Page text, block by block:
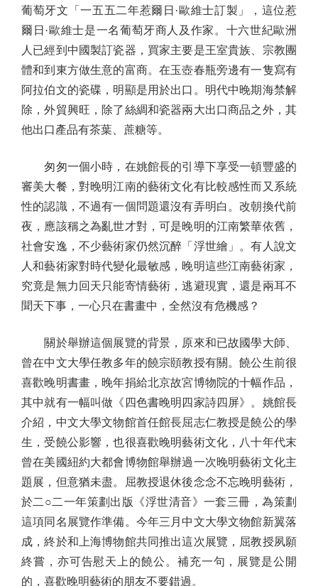
葡萄牙文「一五五二年惹爾日·歐維士訂製」，這位惹
爾日·歐維士是一名葡萄牙商人及作家。十六世紀歐洲
人已經到中國製訂瓷器，買家主要是王室貴族、宗教團
體和到東方做生意的富商。在玉壺春瓶旁邊有一隻寫有
阿拉伯文的瓷碟，明顯是用於出口。明代中晚期海禁解
除，外貿興旺，除了絲綢和瓷器兩大出口商品之外，其
他出口產品有茶葉、蔗糖等。
匆匆一個小時，在姚館長的引導下享受一頓豐盛的
審美大餐，對晚明江南的藝術文化有比較感性而又系統
性的認識，不過有一個問題還沒有弄明白。改朝換代前
夜，應該稱之為亂世才對，可是晚明的江南繁華依舊，
社會安逸，不少藝術家仍然沉醉「浮世繪」。有人說文
人和藝術家對時代變化最敏感，晚明這些江南藝術家，
究竟是無力回天只能寄情藝術，逃避現實，還是兩耳不
聞天下事，一心只在書畫中，全然沒有危機感？
關於舉辦這個展覽的背景，原來和已故國學大師、
曾在中文大學任教多年的饒宗頤教授有關。饒公生前很
喜歡晚明書畫，晚年捐給北京故宮博物院的十幅作品，
其中就有一幅叫做《四色書晚明四家詩四屏》。姚館長
介紹，中文大學文物館首任館長屈志仁教授是饒公的學
生，受饒公影響，也很喜歡晚明藝術文化，八十年代末
曾在美國紐約大都會博物館舉辦過一次晚明藝術文化主
題展，但意猶未盡。屈教授退休後念念不忘晚明藝術，
於二○二一年策劃出版《浮世清音》一套三冊，為策劃
這項同名展覽作準備。今年三月中文大學文物館新翼落
成，終於和上海博物館共同推出這次展覽，屈教授夙願
終嘗，亦可告慰天上的饒公。補充一句，展覽是公開
的，喜歡晚明藝術的朋友不要錯過。